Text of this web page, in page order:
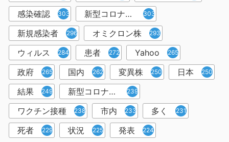
感染確認 303 新型コロナウィルス感染症 303
新規感染者 296 オミクロン株 293
ウィルス 284 患者 272 Yahoo 265
政府 265 国内 262 変異株 250 日本 250
結果 249 新型コロナウイルスワクチン 239
ワクチン接種 238 市内 233 多く 231
死者 229 状況 225 発表 224